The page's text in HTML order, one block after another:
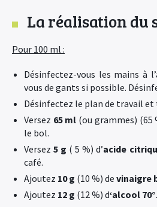
La réalisation du
Pour 100 ml :
Désinfectez-vous les mains à
vous de gants si possible.
Désinfectez le plan de travail
Versez 65 ml (ou grammes) (65
le bol.
Versez5 g ( 5 %) d’acide
café.
Ajoutez 10 g (10 %) de vinaigre
Ajoutez 12 g (12 %) d‘alcool 70°.